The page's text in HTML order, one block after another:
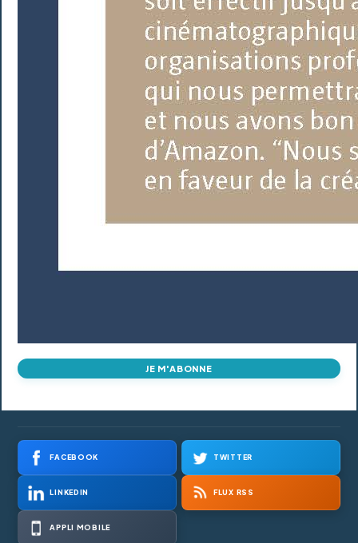
JE M'ABONNE
FACEBOOK TWITTER
LINKEDIN FLUX RSS
APPLI MOBILE